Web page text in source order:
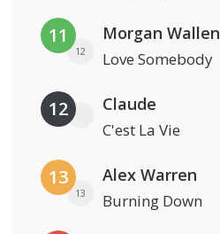
11
12
Morgan Wallen
Love Somebody
12 Claude
C'est La Vie
13
13
Alex Warren
Burning Down